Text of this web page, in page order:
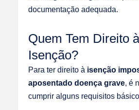
documentação adequada.
Quem Tem Direito
Isenção?
Para ter direito à isenção
aposentado doença grave , é
cumprir alguns requisitos